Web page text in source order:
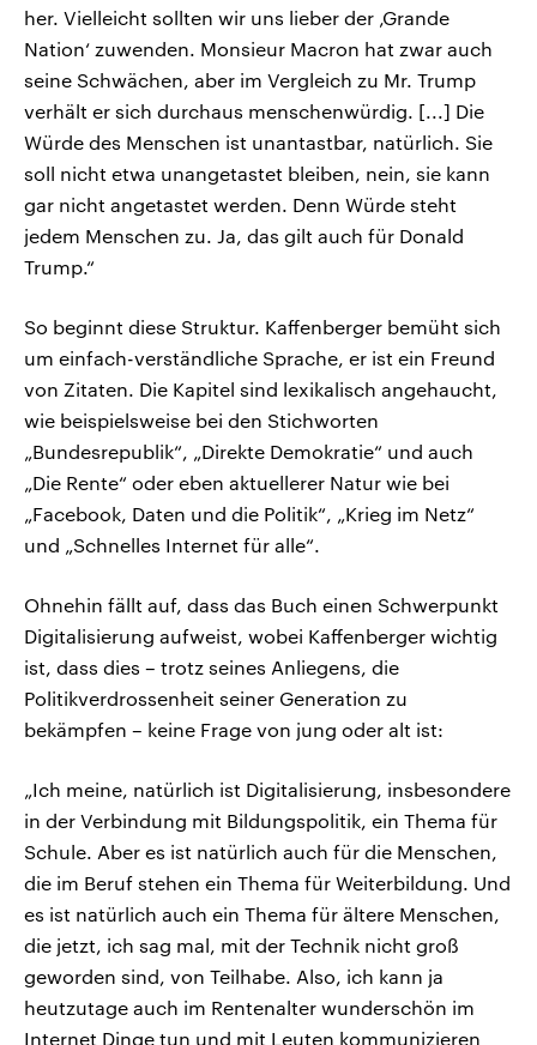
her. Vielleicht sollten wir uns lieber der ‚Grande
Nation‘ zuwenden. Monsieur Macron hat zwar auch
seine Schwächen, aber im Vergleich zu Mr. Trump
verhält er sich durchaus menschenwürdig. [...] Die
Würde des Menschen ist unantastbar, natürlich. Sie
soll nicht etwa unangetastet bleiben, nein, sie kann
gar nicht angetastet werden. Denn Würde steht
jedem Menschen zu. Ja, das gilt auch für Donald
Trump.“
So beginnt diese Struktur. Kaffenberger bemüht sich
um einfach-verständliche Sprache, er ist ein Freund
von Zitaten. Die Kapitel sind lexikalisch angehaucht,
wie beispielsweise bei den Stichworten
„Bundesrepublik“, „Direkte Demokratie“ und auch
„Die Rente“ oder eben aktuellerer Natur wie bei
„Facebook, Daten und die Politik“, „Krieg im Netz“
und „Schnelles Internet für alle“.
Ohnehin fällt auf, dass das Buch einen Schwerpunkt
Digitalisierung aufweist, wobei Kaffenberger wichtig
ist, dass dies – trotz seines Anliegens, die
Politikverdrossenheit seiner Generation zu
bekämpfen – keine Frage von jung oder alt ist:
„Ich meine, natürlich ist Digitalisierung, insbesondere
in der Verbindung mit Bildungspolitik, ein Thema für
Schule. Aber es ist natürlich auch für die Menschen,
die im Beruf stehen ein Thema für Weiterbildung. Und
es ist natürlich auch ein Thema für ältere Menschen,
die jetzt, ich sag mal, mit der Technik nicht groß
geworden sind, von Teilhabe. Also, ich kann ja
heutzutage auch im Rentenalter wunderschön im
Internet Dinge tun und mit Leuten kommunizieren